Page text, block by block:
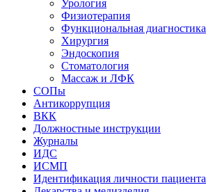
Урология
Физиотерапия
Функциональная диагностика
Хирургия
Эндоскопия
Стоматология
Массаж и ЛФК
СОПы
Антикоррупция
ВКК
Должностные инструкции
Журналы
ИДС
ИСМП
Идентификация личности пациента